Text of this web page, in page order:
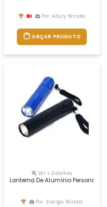
Por: Allury Brindes
ORÇAR PRODUTO
É Feita De Alumínio
Ver + Detalhes
Lanterna De Alumínio
Por: Energia Brindes